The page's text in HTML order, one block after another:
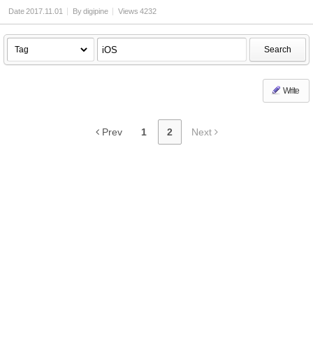
Date2017.11.01 Bydigipine Views 4232
Search
Write
Prev 1 2 Next